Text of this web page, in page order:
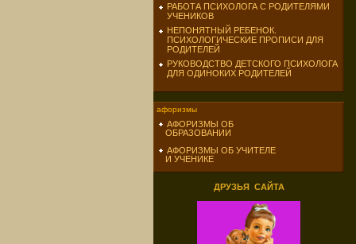
РАБОТА ПСИХОЛОГА С РОДИТЕЛЯМИ
УЧЕНИКОВ
НЕПОНЯТНЫЙ РЕБЕНОК.
ПСИХОЛОГИЧЕСКИЕ ПРОПИСИ ДЛЯ
РОДИТЕЛЕЙ
РУКОВОДСТВО ДЕТСКОГО ПСИХОЛОГА
ДЛЯ ОДИНОКИХ РОДИТЕЛЕЙ
афоризмы
АФОРИЗМЫ ОБ
ОБРАЗОВАНИИ
АФОРИЗМЫ ОБ УЧИТЕЛЕ
И УЧЕНИКЕ
ДРУЗЬЯ САЙТА